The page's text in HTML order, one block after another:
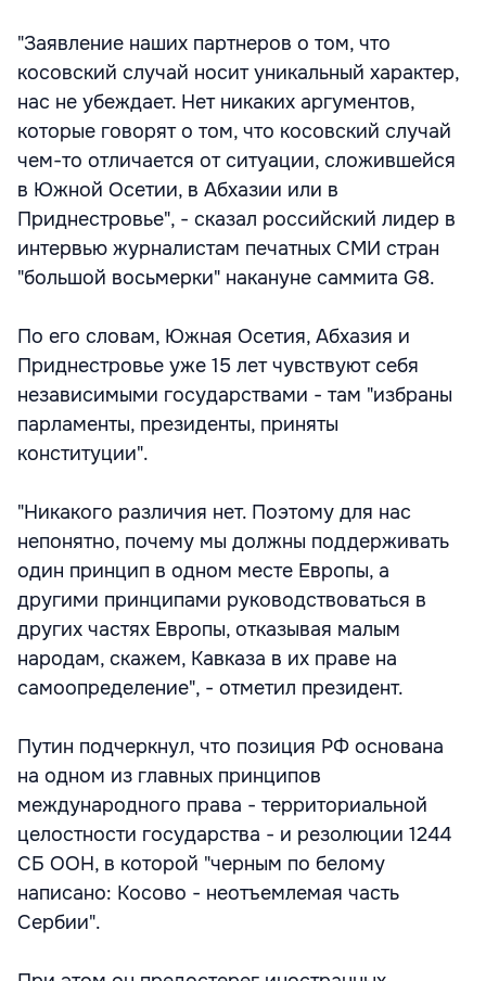
"Заявление наших партнеров о том, что
косовский случай носит уникальный характер,
нас не убеждает. Нет никаких аргументов,
которые говорят о том, что косовский случай
чем-то отличается от ситуации, сложившейся
в Южной Осетии, в Абхазии или в
Приднестровье", - сказал российский лидер в
интервью журналистам печатных СМИ стран
"большой восьмерки" накануне саммита G8.
По его словам, Южная Осетия, Абхазия и
Приднестровье уже 15 лет чувствуют себя
независимыми государствами - там "избраны
парламенты, президенты, приняты
конституции".
"Никакого различия нет. Поэтому для нас
непонятно, почему мы должны поддерживать
один принцип в одном месте Европы, а
другими принципами руководствоваться в
других частях Европы, отказывая малым
народам, скажем, Кавказа в их праве на
самоопределение", - отметил президент.
Путин подчеркнул, что позиция РФ основана
на одном из главных принципов
международного права - территориальной
целостности государства - и резолюции 1244
СБ ООН, в которой "черным по белому
написано: Косово - неотъемлемая часть
Сербии".